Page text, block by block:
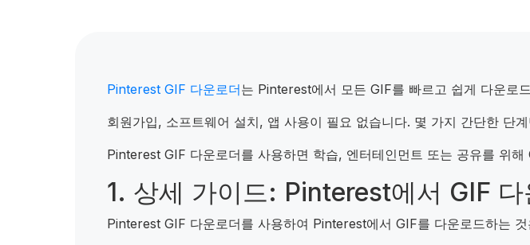
Pinterest GIF 다운로더는 Pinterest에서 모든 GIF를 빠르고 쉽게 다운로
회원가입, 소프트웨어 설치, 앱 사용이 필요 없습니다. 몇 가지 간단한 단
Pinterest GIF 다운로더를 사용하면 학습, 엔터테인먼트 또는 공유를 위
1. 상세 가이드: Pinterest에서 GIF 다
Pinterest GIF 다운로더를 사용하여 Pinterest에서 GIF를 다운로드하는